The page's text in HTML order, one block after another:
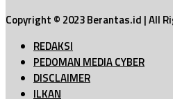
Copyright © 2023 Berantas.id | All
REDAKSI
PEDOMAN MEDIA CYBER
DISCLAIMER
ILKAN